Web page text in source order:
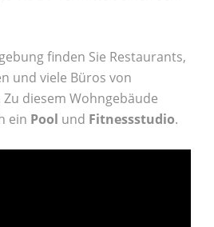
finden Sie Restaurants,
und viele Büros von
diesem Wohngebäude
ein Pool und Fitnessstudio.